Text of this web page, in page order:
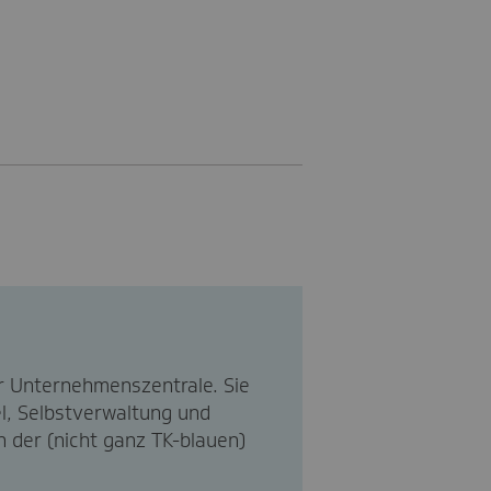
Sie
Selbstverwaltung und
(nicht ganz TK-blauen)